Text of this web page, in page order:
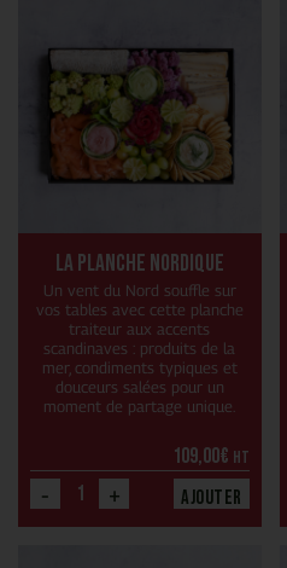
La planche Nordique
Un vent du Nord souffle sur
vos tables avec cette planche
traiteur aux accents
scandinaves : produits de la
mer, condiments typiques et
douceurs salées pour un
moment de partage unique.
109,00€ HT
- + Ajouter